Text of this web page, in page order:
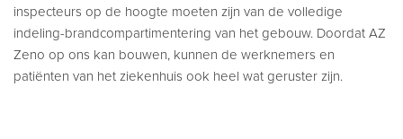
inspecteurs op de hoogte moeten zijn van de volledige
indeling-brandcompartimentering van het gebouw. Doordat AZ
Zeno op ons kan bouwen, kunnen de werknemers en
patiënten van het ziekenhuis ook heel wat geruster zijn.